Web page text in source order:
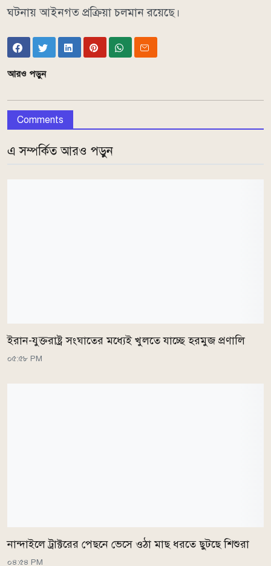
ঘটনায় আইনগত প্রক্রিয়া চলমান রয়েছে।
আরও পড়ুন
Comments
এ সম্পর্কিত আরও পড়ুন
ইরান-যুক্তরাষ্ট্র সংঘাতের মধ্যেই খুলতে যাচ্ছে হরমুজ প্রণালি
০৫:৫৮ PM
নান্দাইলে ট্রাক্টরের পেছনে ভেসে ওঠা মাছ ধরতে ছুটছে শিশুরা
০৪:৫৪ PM